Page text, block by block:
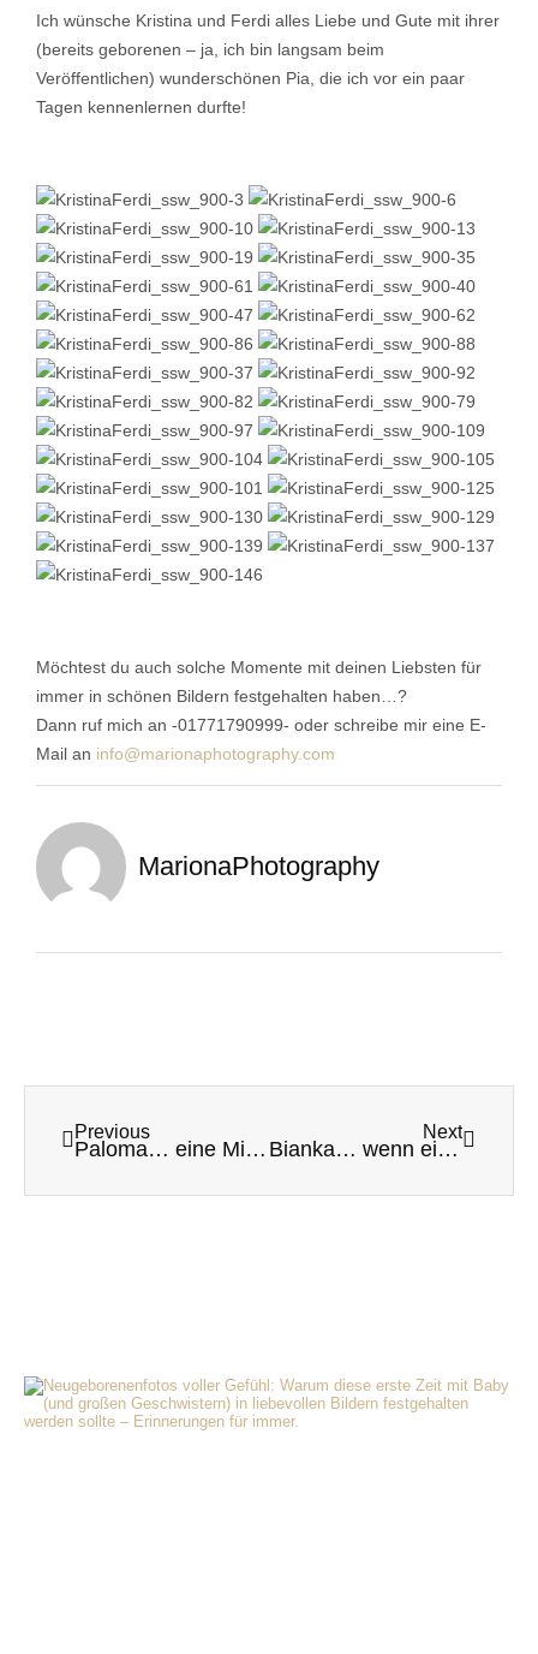
Ich wünsche Kristina und Ferdi alles Liebe und Gute mit ihrer
(bereits geborenen – ja, ich bin langsam beim
Veröffentlichen) wunderschönen Pia, die ich vor ein paar
Tagen kennenlernen durfte!
Möchtest du auch solche Momente mit deinen Liebsten für
immer in schönen Bildern festgehalten haben…?
Dann ruf mich an -01771790999- oder schreibe mir eine E-
Mail an info@marionaphotography.com
MarionaPhotography
Previous
Paloma… eine Mischung der Kulturen, ein wunderschönes Mädele!
Next
Bianka… wenn ein Regenbogen das Leben voller Farben erfüllt!